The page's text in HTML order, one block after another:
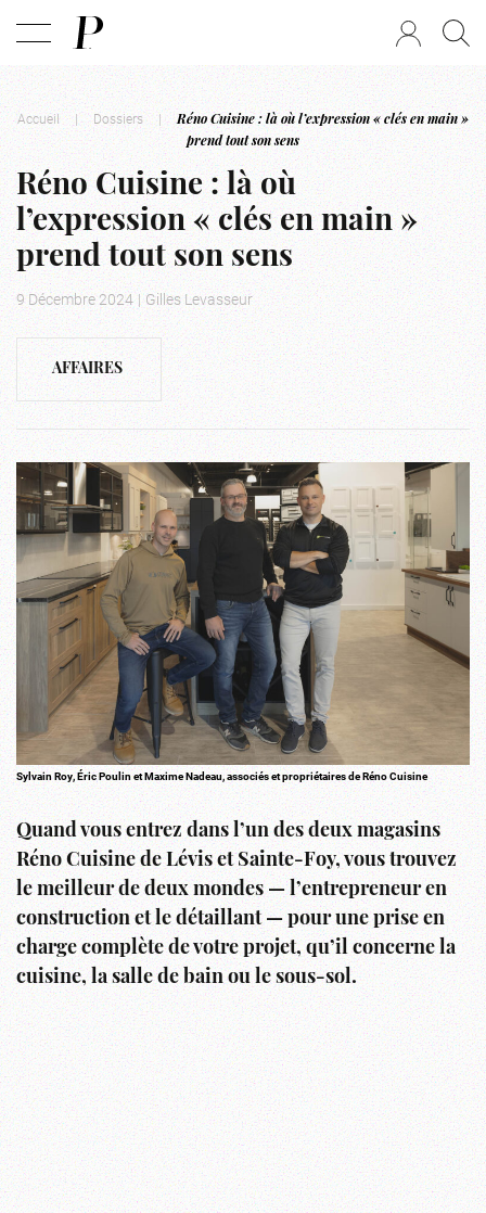
Accueil | Dossiers |
Réno Cuisine : là où l’expression « clés en main »
prend tout son sens
Réno Cuisine : là où
l’expression « clés en main »
prend tout son sens
9 Décembre 2024 | Gilles Levasseur
AFFAIRES
Sylvain Roy, Éric Poulin et Maxime Nadeau, associés et propriétaires de Réno Cuisine
Quand vous entrez dans l’un des deux magasins
Réno Cuisine de Lévis et Sainte-Foy, vous trouvez
le meilleur de deux mondes — l’entrepreneur en
construction et le détaillant — pour une prise en
charge complète de votre projet, qu’il concerne la
cuisine, la salle de bain ou le sous-sol.